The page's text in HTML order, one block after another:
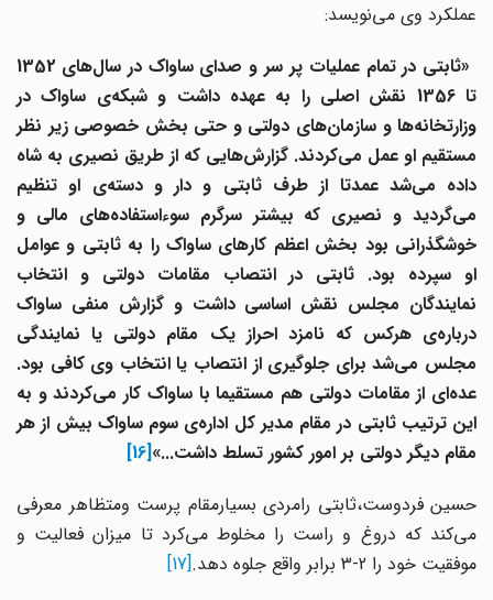
عملکرد وی می‌نویسد:
«ثابتی در تمام عملیات پر سر و صدای ساواک در سال‌های1352
1356 نقش اصلی را به عهده داشت و شبکه‌ی ساواک در
وزارتخانه‌ها و سازمان‌های دولتی و حتی بخش خصوصی زیر نظر
مستقیم او عمل می‌کردند. گزارش‌هایی که از طریق نصیری به شاه
داده می‌شد عمدتا از طرف ثابتی و دار و دسته‌ی او
تنظیم
می‌گردید و نصیری که بیشتر سرگرم سوءاستفاده‌های مالی و
خوشگذرانی بود بخش اعظم کارهای ساواک را به ثابتی و عوامل
سپرده بود. ثابتی در انتصاب مقامات دولتی و
انتخاب
نمایندگان مجلس نقش اساسی داشت و گزارش منفی ساواک
درباره‌ی هرکس که نامزد احراز یک مقام دولتی یا
نمایندگی
مجلس می‌شد برای جلوگیری از انتصاب یا انتخاب وی کافی بود.
عده‌ای از مقامات دولتی هم مستقیما با ساواک کار می‌کردند و به
این ترتیب ثابتی در مقام مدیر کل اداره‌ی سوم ساواک بیش از هر
مقام دیگر دولتی بر امور کشور تسلط داشت...»[16]
حسین فردوست،ثابتی رامردی بسیارمقام پرست ومتظاهر معرفی
می‌کند که دروغ و راست را مخلوط می‌کرد تا میزان فعالیت و
موفقیت خود را 2-3 برابر واقع جلوه دهد.
[17]